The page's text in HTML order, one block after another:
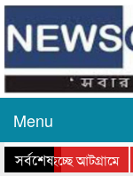
Menu
সর্বশেষ
হচ্ছে আটগ্রামে